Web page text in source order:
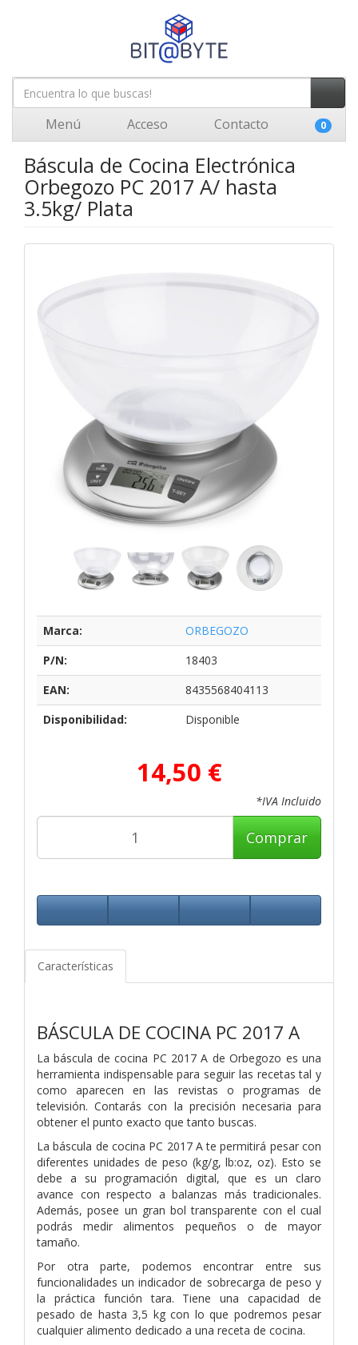
Menú Acceso Contacto 0
Báscula de Cocina Electrónica
Orbegozo PC 2017 A/ hasta
3.5kg/ Plata
Marca:
ORBEGOZO
P/N:
18403
EAN:
8435568404113
Disponibilidad:
Disponible
14,50 €
*IVA Incluido
Comprar
Características
BÁSCULA DE COCINA PC 2017 A
La báscula de cocina PC 2017 A de Orbegozo es una
herramienta indispensable para seguir las recetas tal y
como aparecen en las revistas o programas de
televisión. Contarás con la precisión necesaria para
obtener el punto exacto que tanto buscas.
La báscula de cocina PC 2017 A te permitirá pesar con
diferentes unidades de peso (kg/g, lb:oz, oz). Esto se
debe a su programación digital, que es un claro
avance con respecto a balanzas más tradicionales.
Además, posee un gran bol transparente con el cual
podrás medir alimentos pequeños o de mayor
tamaño.
Por otra parte, podemos encontrar entre sus
funcionalidades un indicador de sobrecarga de peso y
la práctica función tara. Tiene una capacidad de
pesado de hasta 3,5 kg con lo que podremos pesar
cualquier alimento dedicado a una receta de cocina.